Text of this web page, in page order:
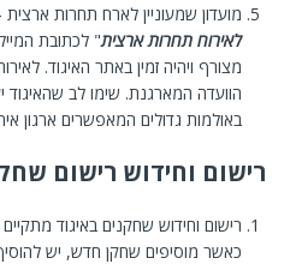
מועדון שמעוניין לארח תחרות
לאירוח תחרות ארצית" לכתובת
מצורף ויהיה זמין באתר האיגוד.
הוועדה המארגנת. שימו לב שהאיגוד
באולמות גדולים המאפשרים ארגון
רישום וחידוש רישום
רישום וחידוש שחקנים באיגוד
כאשר מוסיפים שחקן חדש, יש